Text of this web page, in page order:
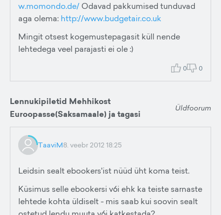
w.momondo.de/ Odavad pakkumised tunduvad
aga olema: http://www.budgetair.co.uk
Mingit otsest kogemustepagasit küll nende
lehtedega veel parajasti ei ole :)
0 0
Lennukipiletid Mehhikost
Euroopasse(Saksamaale) ja tagasi
Üldfoorum
TaaviM8. veebr 2012 18:25
Leidsin sealt ebookers'ist nüüd üht koma teist.
Küsimus selle ebookersi v6i ehk ka teiste sarnaste
lehtede kohta üldiselt - mis saab kui soovin sealt